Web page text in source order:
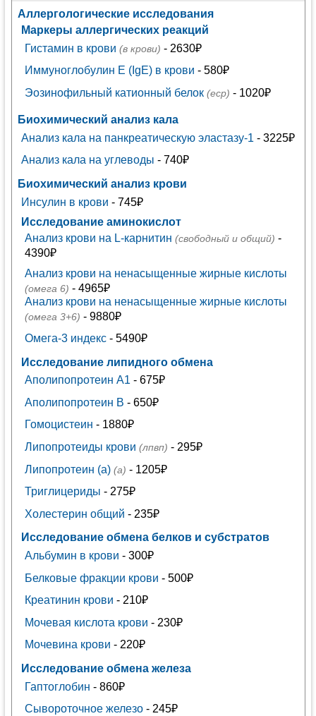
Аллергологические исследования
Маркеры аллергических реакций
Гистамин в крови (в крови) - 2630₽
Иммуноглобулин Е (IgE) в крови - 580₽
Эозинофильный катионный белок (ecp) - 1020₽
Биохимический анализ кала
Анализ кала на панкреатическую эластазу-1 - 3225₽
Анализ кала на углеводы - 740₽
Биохимический анализ крови
Инсулин в крови - 745₽
Исследование аминокислот
Анализ крови на L-карнитин (свободный и общий) -
4390₽
Анализ крови на ненасыщенные жирные кислоты
(омега 6) - 4965₽
Анализ крови на ненасыщенные жирные кислоты
(омега 3+6) - 9880₽
Омега-3 индекс- 5490₽
Исследование липидного обмена
Аполипопротеин А1 - 675₽
Аполипопротеин В - 650₽
Гомоцистеин - 1880₽
Липопротеиды крови (лпвп) - 295₽
Липопротеин (а) (а) - 1205₽
Триглицериды - 275₽
Холестерин общий - 235₽
Исследование обмена белков и субстратов
Альбумин в крови - 300₽
Белковые фракции крови - 500₽
Креатинин крови - 210₽
Мочевая кислота крови - 230₽
Мочевина крови - 220₽
Исследование обмена железа
Гаптоглобин - 860₽
Сывороточное железо- 245₽